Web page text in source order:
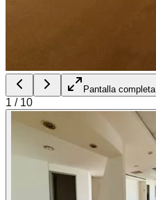
Pantalla completa
1 / 10